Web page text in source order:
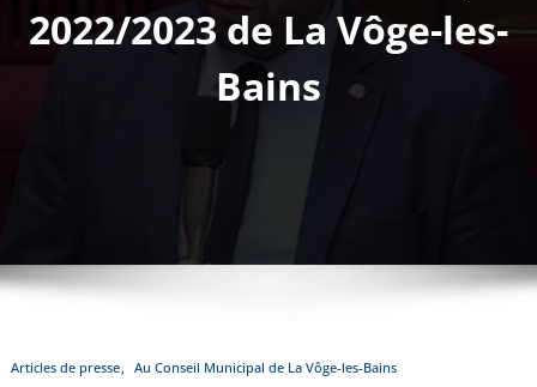
2022/2023 de La Vôge-les-
Bains
Articles de presse Au Conseil Municipal de La Vôge-les-Bains